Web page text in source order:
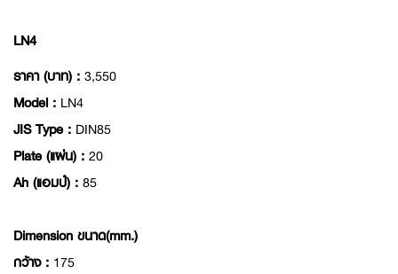
LN4
ราคา (บาท) : 3,550
Model : LN4
JIS Type : DIN85
Plate (แผ่น) : 20
Ah (แอมป์) : 85
Dimension ขนาด(mm.)
กว้าง : 175